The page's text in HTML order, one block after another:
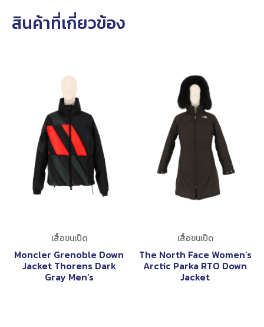
สินค้าที่เกี่ยวข้อง
เสื้อขนเป็ด
Moncler Grenoble Down
Jacket Thorens Dark
Gray Men’s
เสื้อขนเป็ด
The North Face Women’s
Arctic Parka RTO Down
Jacket